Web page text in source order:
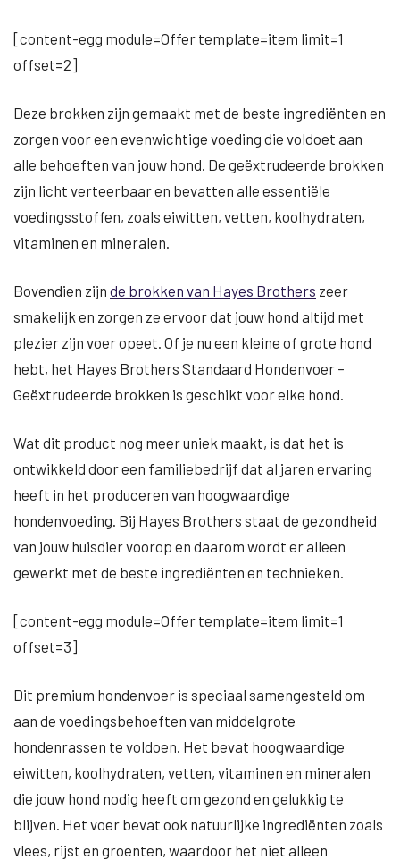
[content-egg module=Offer template=item limit=1
offset=2]
Deze brokken zijn gemaakt met de beste ingrediënten en
zorgen voor een evenwichtige voeding die voldoet aan
alle behoeften van jouw hond. De geëxtrudeerde brokken
zijn licht verteerbaar en bevatten alle essentiële
voedingsstoffen, zoals eiwitten, vetten, koolhydraten,
vitaminen en mineralen.
Bovendien zijn de brokken van Hayes Brothers zeer
smakelijk en zorgen ze ervoor dat jouw hond altijd met
plezier zijn voer opeet. Of je nu een kleine of grote hond
hebt, het Hayes Brothers Standaard Hondenvoer –
Geëxtrudeerde brokken is geschikt voor elke hond.
Wat dit product nog meer uniek maakt, is dat het is
ontwikkeld door een familiebedrijf dat al jaren ervaring
heeft in het produceren van hoogwaardige
hondenvoeding. Bij Hayes Brothers staat de gezondheid
van jouw huisdier voorop en daarom wordt er alleen
gewerkt met de beste ingrediënten en technieken.
[content-egg module=Offer template=item limit=1
offset=3]
Dit premium hondenvoer is speciaal samengesteld om
aan de voedingsbehoeften van middelgrote
hondenrassen te voldoen. Het bevat hoogwaardige
eiwitten, koolhydraten, vetten, vitaminen en mineralen
die jouw hond nodig heeft om gezond en gelukkig te
blijven. Het voer bevat ook natuurlijke ingrediënten zoals
vlees, rijst en groenten, waardoor het niet alleen